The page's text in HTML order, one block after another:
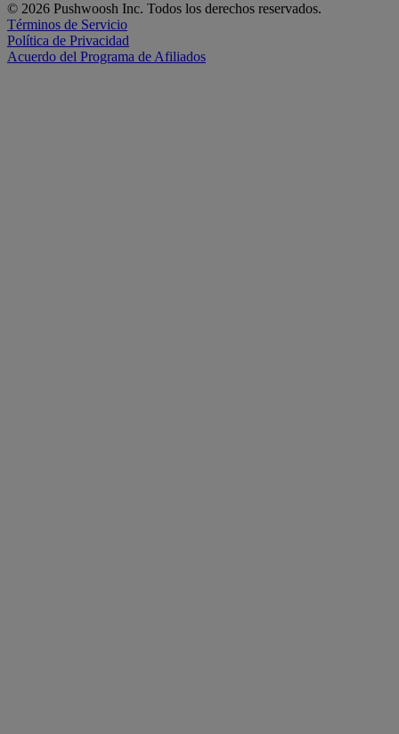
© 2026 Pushwoosh Inc. Todos los derechos reservados.
Términos de Servicio
Política de Privacidad
Acuerdo del Programa de Afiliados